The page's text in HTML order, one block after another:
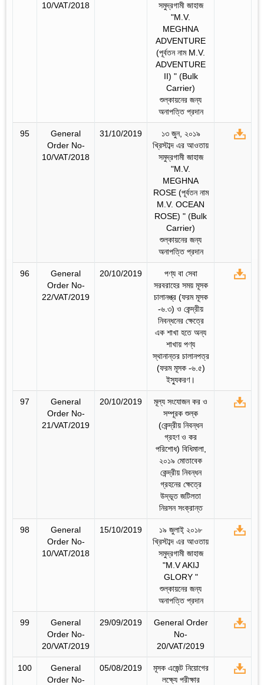
10/VAT/2018
সমুদ্রগামী জাহাজ
"M.V.
MEGHNA
ADVENTURE
(পূর্বতন নাম M.V.
ADVENTURE
II) " (Bulk
Carrier)
শুল্কায়নের জন্য
অনাপত্তি প্রদান
95
General
Order No-
10/VAT/2018
31/10/2019
১৩ জুন, ২০১৯
খ্রিস্টাব্দ এর আওতায়
সমুদ্রগামী জাহাজ
"M.V.
MEGHNA
ROSE (পূর্বতন নাম
M.V. OCEAN
ROSE) " (Bulk
Carrier)
শুল্কায়নের জন্য
অনাপত্তি প্রদান
96
General
Order No-
22/VAT/2019
20/10/2019
পণ্য বা সেবা
সরবরাহের সময় মূসক
চালানপ্ত্র (ফরম মূসক
-৬.৩) ও কেন্দ্রীয়
নিবন্ধনের ক্ষেত্রে
এক শাখা হতে অন্য
শাখায় পণ্য
স্থানান্তর চালানপত্র
(ফরম মূসক -৬.৫)
ইস্যুকরণ।
97
General
Order No-
21/VAT/2019
20/10/2019
মূল্য সংযোজন কর ও
সম্পূরক শুল্ক
(কেন্দ্রীয় নিবন্ধন
গ্রহণ ও কর
পরিশোধ) বিধিমালা,
২০১৯ মোতাবেক
কেন্দ্রীয় নিবন্ধন
গ্রহনের ক্ষেত্রে
উদ্ভূত জটিলতা
নিরসন সংক্রান্ত
98
General
Order No-
10/VAT/2018
15/10/2019
১৯ জুলাই্‌ ২০১৮
খ্রিস্টাব্দ এর আওতায়
সমুদ্রগামী জাহাজ
"M.V AKIJ
GLORY "
শুল্কায়নের জন্য
অনাপত্তি প্রদান
99
General
Order No-
20/VAT/2019
29/09/2019
General Order
No-
20/VAT/2019
100
General
Order No-
05/08/2019
মূসক এজেন্ট নিয়োগের
লক্ষ্যে পরীক্ষার